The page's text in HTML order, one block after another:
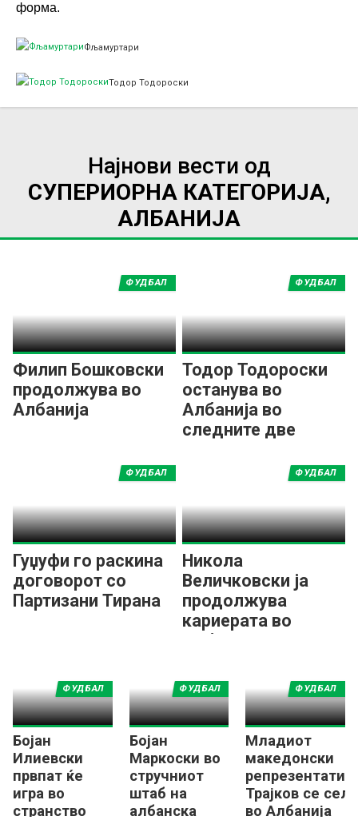
форма.
Фљамуртари
Тодор Тодороски
Најнови вести од
СУПЕРИОРНА КАТЕГОРИЈА,
АЛБАНИЈА
Филип Бошковски
продолжува во
Албанија
ФУДБАЛ
Тодор Тодороски
останува во
Албанија во
следните две
ФУДБАЛ
Гуџуфи го раскина
договорот со
Партизани Тирана
ФУДБАЛ
Никола
Величковски ја
продолжува
кариерата во
Албанија
ФУДБАЛ
Бојан
Илиевски
првпат ќе
игра во
странство
ФУДБАЛ
Бојан
Маркоски во
стручниот
штаб на
албанска
ФУДБАЛ
Младиот
македонски
Трајков се
во Албанија
ФУДБАЛ